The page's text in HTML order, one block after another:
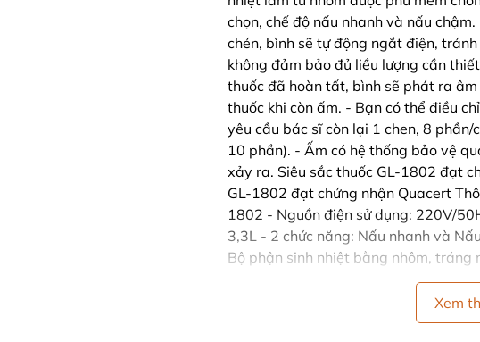
chọn, chế độ nấu nhanh và nấu
chén, bình sẽ tự động ngắt điện,
không đảm bảo đủ liều lượng cần
thuốc đã hoàn tất, bình sẽ phát ra
thuốc khi còn ấm. - Bạn có thể điều
yêu cầu bác sĩ còn lại 1 chen, 8 phần/
10 phần). - Ấm có hệ thống bảo vệ
xảy ra. Siêu sắc thuốc GL-1802 đạt
GL-1802 đạt chứng nhận Quacert
1802 - Nguồn điện sử dụng: 220V/
3,3L - 2 chức năng: Nấu nhanh và
Bộ phận sinh nhiệt bằng nhôm, tráng
Xem